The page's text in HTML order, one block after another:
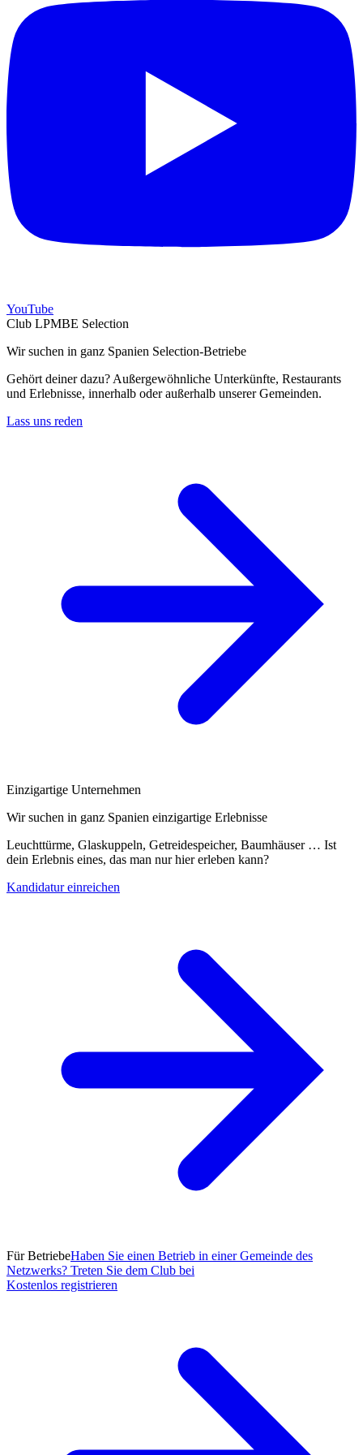
YouTube
Club LPMBE Selection
Wir suchen in ganz Spanien Selection-Betriebe
Gehört deiner dazu? Außergewöhnliche Unterkünfte, Restaurants
und Erlebnisse, innerhalb oder außerhalb unserer Gemeinden.
Lass uns reden
Einzigartige Unternehmen
Wir suchen in ganz Spanien einzigartige Erlebnisse
Leuchttürme, Glaskuppeln, Getreidespeicher, Baumhäuser … Ist
dein Erlebnis eines, das man nur hier erleben kann?
Kandidatur einreichen
Für BetriebeHaben Sie einen Betrieb in einer Gemeinde des
Netzwerks? Treten Sie dem Club bei
Kostenlos registrieren